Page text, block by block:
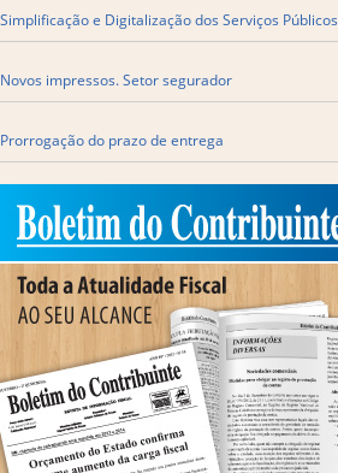
Simplificação e Digitalização dos Serviços Públicos
Novos impressos. Setor segurador
Prorrogação do prazo de entrega